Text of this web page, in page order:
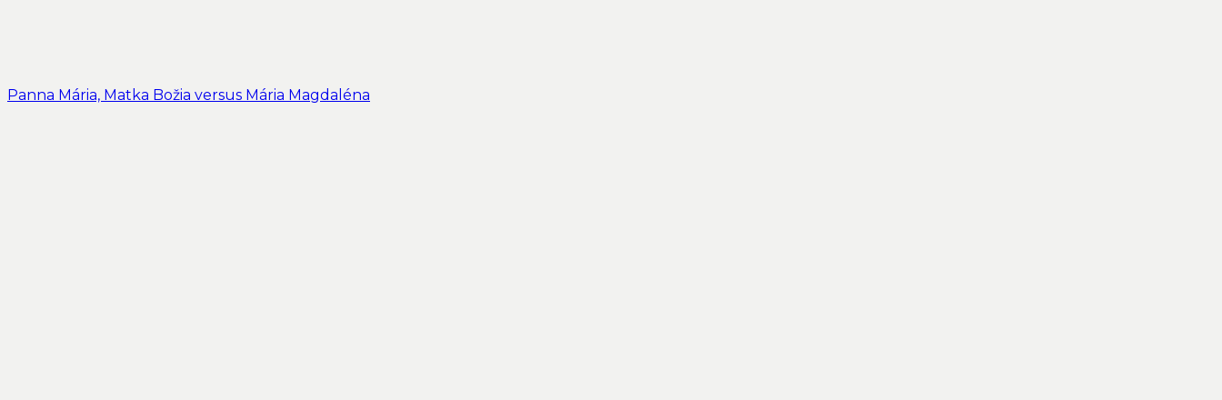
Panna Mária, Matka Božia versus Mária Magdaléna